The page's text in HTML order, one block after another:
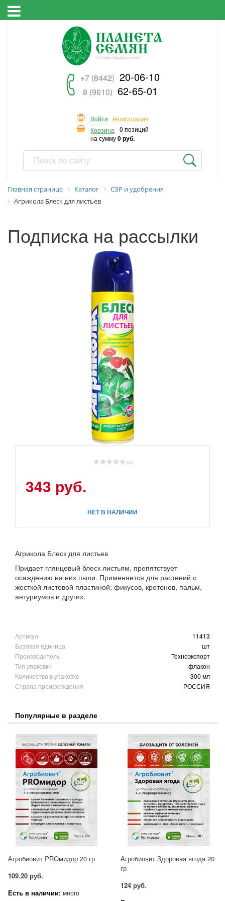
+7 (8442) 20-06-10
8 (9610) 62-65-01
Войти
Регистрация
Корзина
0 позиций
на сумму0 руб.
Главная страница Каталог
СЗР и удобрения
Агрикола Блеск для листьев
Подписка на рассылки
( 0 )
343 руб.
НЕТ В НАЛИЧИИ
Агрикола Блеск для листьев
Придает глянцевый блеск листьям, препятствует
осаждению на них пыли. Применяется для растений с
жесткой листовой пластиной: фикусов, кротонов, пальм,
антуриумов и других.
Артикул
11413
Базовая единица
шт
Производитель
Техноэкспорт
Тип упаковки
флакон
Количество в упаковке
300 мл
Страна происхождения
РОССИЯ
Популярные в разделе
Агробиовит PROмидор 20 гр
109.20 руб.
Есть в наличии: много
Агробиовит Здоровая ягода 20
гр
124 руб.